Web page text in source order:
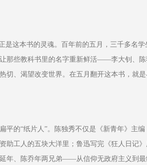
是这本书的灵魂。百年前的五月，三千多名学
那些教科书里的名字重新鲜活——李大钊、陈
、渴望改变世界。在五月翻开这本书，就是
平的“纸片人”。陈独秀不仅是《新青年》主
助工人的五块大洋里；鲁迅写完《狂人日记》
年、陈乔年两兄弟——从信仰无政府主义到最